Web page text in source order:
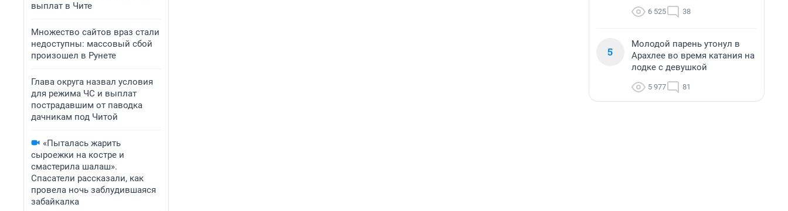
выплат в Чите
Множество сайтов враз стали
недоступны: массовый сбой
произошел в Рунете
Глава округа назвал условия
для режима ЧС и выплат
пострадавшим от паводка
дачникам под Читой
«Пыталась жарить
сыроежки на костре и
смастерила шалаш».
Спасатели рассказали, как
провела ночь заблудившаяся
забайкалка
6 525 38
5
Молодой парень утонул в
Арахлее во время катания на
лодке с девушкой
5 977 81